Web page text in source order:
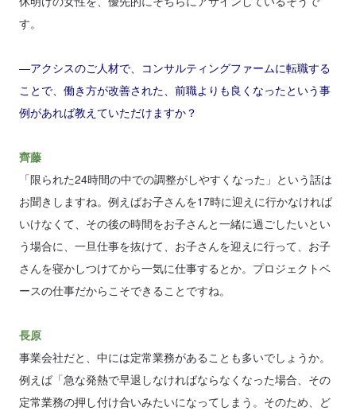
す。
―アクシスのご人材で、コンサルティングファームに転職する
ことで、働き方が改善された、前職よりも良くなったという事
例があれば教えていただけますか？
齊藤
「限られた24時間の中での調整がしやすくなった」という話は
お聞きしますね。例えばお子さんを17時に迎えに行かなければ
いけなくて、その後の時間をお子さんと一緒に過ごしたいとい
う場合に、一旦仕事を抜けて、お子さんを迎えに行って、お子
さんを寝かしつけてから一気に仕事するとか。プロジェクトベ
ースの仕事だからこそできることですね。
長原
事業会社だと、中には定常業務があることも多いでしょうか。
例えば「急な発熱で早退しなければならなくなった場合、その
定常業務の押し付け合いみたいになってしまう。そのため、ど